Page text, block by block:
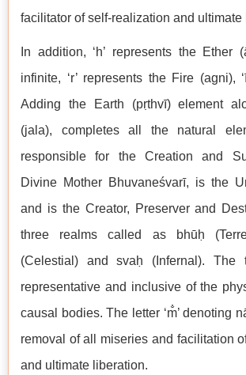
facilitator of self-realization and ultimate
In addition, ‘h’ represents the Ether
infinite, ‘r’ represents the Fire (agni),
Adding the Earth (pṛthvī) element
(jala), completes all the natural
responsible for the Creation and
Divine Mother Bhuvaneśvarī, is the
and is the Creator, Preserver and
three realms called as bhūḥ
(Celestial) and svaḥ (Infernal). The
representative and inclusive of the
causal bodies. The letter ‘m̐’ denoting
removal of all miseries and facilitation
and ultimate liberation.